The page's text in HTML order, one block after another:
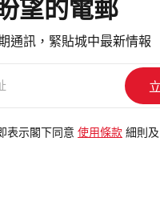
望的電郵
通訊，緊貼城中最新情報
表示閣下同意 使用條款 細則及